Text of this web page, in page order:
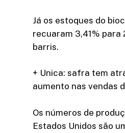
Já os estoques do
recuaram 3,41% para
barris.
+ Unica: safra tem
aumento nas vendas
Os números de
Estados Unidos são